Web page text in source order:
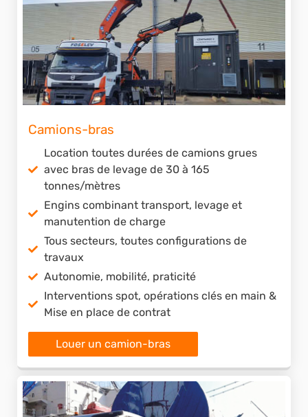
Camions-bras
Location toutes durées de camions grues
avec bras de levage de 30 à 165
tonnes/mètres
Engins combinant transport, levage et
manutention de charge
Tous secteurs, toutes configurations de
travaux
Autonomie, mobilité, praticité
Interventions spot, opérations clés en main &
Mise en place de contrat
Louer un camion-bras